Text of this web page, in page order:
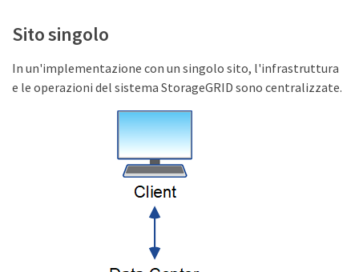
Sito singolo
In un'implementazione con un singolo sito, l'infrastruttura
e le operazioni del sistema StorageGRID sono centralizzate.